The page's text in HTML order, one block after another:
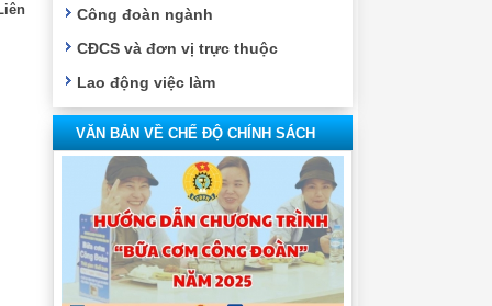
Công đoàn ngành
CĐCS và đơn vị trực thuộc
Lao động việc làm
VĂN BẢN VỀ CHẾ ĐỘ CHÍNH SÁCH